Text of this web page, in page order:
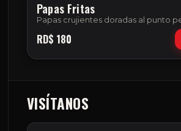
Papas Fritas
Papas crujientes doradas al punto
RD$ 180
VISÍTANOS